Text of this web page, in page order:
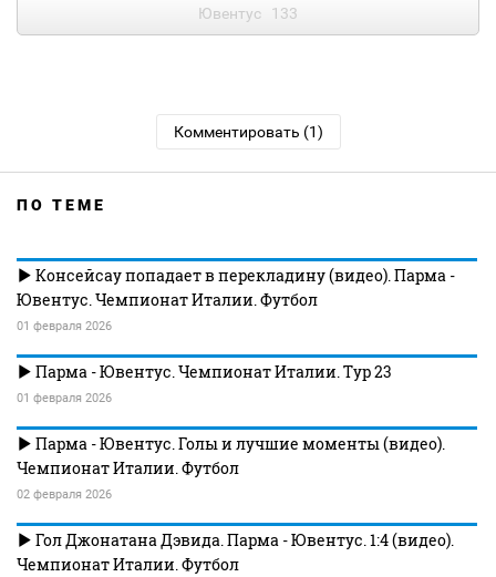
Ювентус 133
Комментировать (1)
ПО ТЕМЕ
Консейсау попадает в перекладину (видео). Парма -
Ювентус. Чемпионат Италии. Футбол
01 февраля 2026
Парма - Ювентус. Чемпионат Италии. Тур 23
01 февраля 2026
Парма - Ювентус. Голы и лучшие моменты (видео).
Чемпионат Италии. Футбол
02 февраля 2026
Гол Джонатана Дэвида. Парма - Ювентус. 1:4 (видео).
Чемпионат Италии. Футбол